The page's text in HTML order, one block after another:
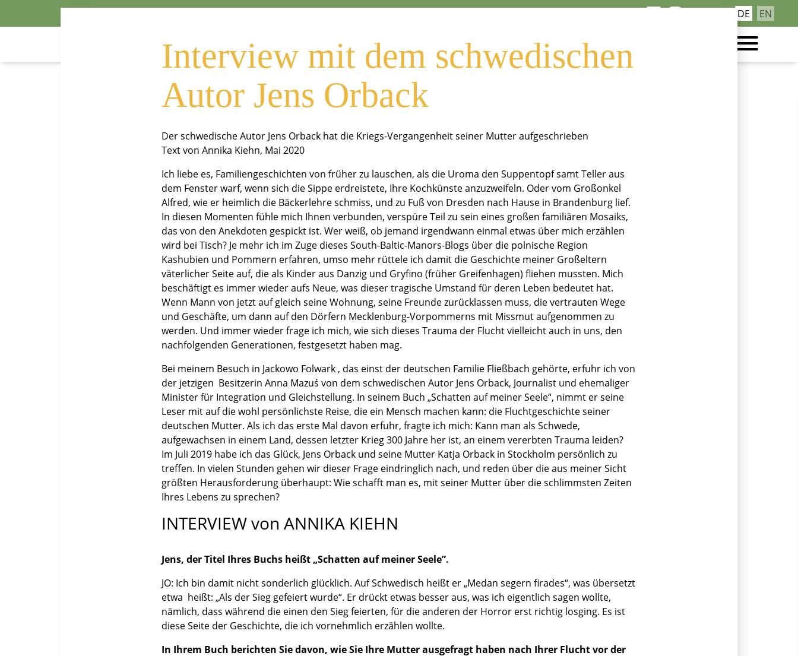
Navigation
überspringen
DE EN
Großvater pflegte zu sagen: „Guck
nach vorn“
Interview mit dem schwedischen
Autor Jens Orback
Der schwedische Autor Jens Orback hat die Kriegs-Vergangenheit seiner Mutter aufgeschrieben
Text von Annika Kiehn, Mai 2020
Ich liebe es, Familiengeschichten von früher zu lauschen, als die Uroma den Suppentopf samt Teller aus
dem Fenster warf, wenn sich die Sippe erdreistete, Ihre Kochkünste anzuzweifeln. Oder vom Großonkel
Alfred, wie er heimlich die Bäckerlehre schmiss, und zu Fuß von Dresden nach Hause in Brandenburg lief.
In diesen Momenten fühle mich Ihnen verbunden, verspüre Teil zu sein eines großen familiären Mosaiks,
das von den Anekdoten gespickt ist. Wer weiß, ob jemand irgendwann einmal etwas über mich erzählen
wird bei Tisch? Je mehr ich im Zuge dieses South-Baltic-Manors-Blogs über die polnische Region
Kashubien und Pommern erfahren, umso mehr rüttele ich damit die Geschichte meiner Großeltern
väterlicher Seite auf, die als Kinder aus Danzig und Gryfino (früher Greifenhagen) fliehen mussten. Mich
beschäftigt es immer wieder aufs Neue, was dieser tragische Umstand für deren Leben bedeutet hat.
Wenn Mann von jetzt auf gleich seine Wohnung, seine Freunde zurücklassen muss, die vertrauten Wege
und Geschäfte, um dann auf den Dörfern Mecklenburg-Vorpommerns mit Missmut aufgenommen zu
werden. Und immer wieder frage ich mich, wie sich dieses Trauma der Flucht vielleicht auch in uns, den
nachfolgenden Generationen, festgesetzt haben mag.
Bei meinem Besuch in Jackowo Folwark , das einst der deutschen Familie Fließbach gehörte, erfuhr ich von
der jetzigen Besitzerin Anna Mazuś von dem schwedischen Autor Jens Orback, Journalist und ehemaliger
Minister für Integration und Gleichstellung. In seinem Buch „Schatten auf meiner Seele“, nimmt er seine
Leser mit auf die wohl persönlichste Reise, die ein Mensch machen kann: die Fluchtgeschichte seiner
deutschen Mutter. Als ich das erste Mal davon erfuhr, fragte ich mich: Kann man als Schwede,
aufgewachsen in einem Land, dessen letzter Krieg 300 Jahre her ist, an einem vererbten Trauma leiden?
Im Juli 2019 habe ich das Glück, Jens Orback und seine Mutter Katja Orback in Stockholm persönlich zu
treffen. In vielen Stunden gehen wir dieser Frage eindringlich nach, und reden über die aus meiner Sicht
größten Herausforderung überhaupt: Wie schafft man es, mit seiner Mutter über die schlimmsten Zeiten
Ihres Lebens zu sprechen?
INTERVIEW von ANNIKA KIEHN
Jens, der Titel Ihres Buchs heißt „Schatten auf meiner Seele”.
JO: Ich bin damit nicht sonderlich glücklich. Auf Schwedisch heißt er „Medan segern firades“, was übersetzt
etwa heißt: „Als der Sieg gefeiert wurde“. Er drückt etwas besser aus, was ich eigentlich sagen wollte,
nämlich, dass während die einen den Sieg feierten, für die anderen der Horror erst richtig losging. Es ist
diese Seite der Geschichte, die ich vornehmlich erzählen wollte.
In Ihrem Buch berichten Sie davon, wie Sie Ihre Mutter ausgefragt haben nach Ihrer Flucht vor der